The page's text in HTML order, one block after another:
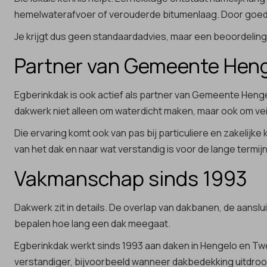
hemelwaterafvoer of verouderde bitumenlaag. Door
Je krijgt dus geen standaardadvies, maar een
Partner van Gemeente
Egberinkdak is ook actief als partner van Gemeente
dakwerk niet alleen om waterdicht maken, maar ook om
Die ervaring komt ook van pas bij particuliere en
van het dak en naar wat verstandig is voor de lange
Vakmanschap sinds 1993
Dakwerk zit in details. De overlap van dakbanen, de
bepalen hoe lang een dak meegaat.
Egberinkdak werkt sinds 1993 aan daken in Hengelo en
verstandiger, bijvoorbeeld wanneer dakbedekking